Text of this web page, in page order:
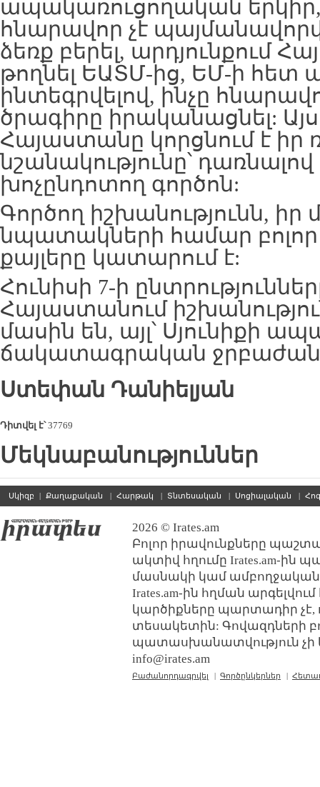
ապակառուցողական
հնարավոր չէ
ձեռք բերել, արդյունքում
թողնել ԵԱՏՄ-ից, ԵՄ-ի
ինտեգրվելով, ինչը
ծրագիրը իրականացնել:
Հայաստանը կորցնում է
նշանակությունը՝
խոչընդոտող գործոն:
Գործող իշխանությունն,
նպատակների համար
քայլերը կատարում է:
Հունիսի 7-ի
Հայաստանում
մասին են, այլ՝ Սյունիքի
ճակատագրական
Ստեփան Դանիելյան
Դիտվել է՝37769
Մեկնաբանություններ
Սկիզբ | Քաղաքական | Հարթակ | Տնտեսական | Սոցիալական |
2026 © Irates.am
Բոլոր իրավունքները
ակտիվ հղումը Irates.am-ին
մասնակի կամ ամբողջական
Irates.am-ին հղման
կարծիքները պարտադիր չէ,
տեսակետին: Գովազդների
պատասխանատվություն չի
info@irates.am
Բաժանորդագրվել | Գործընկերներ |